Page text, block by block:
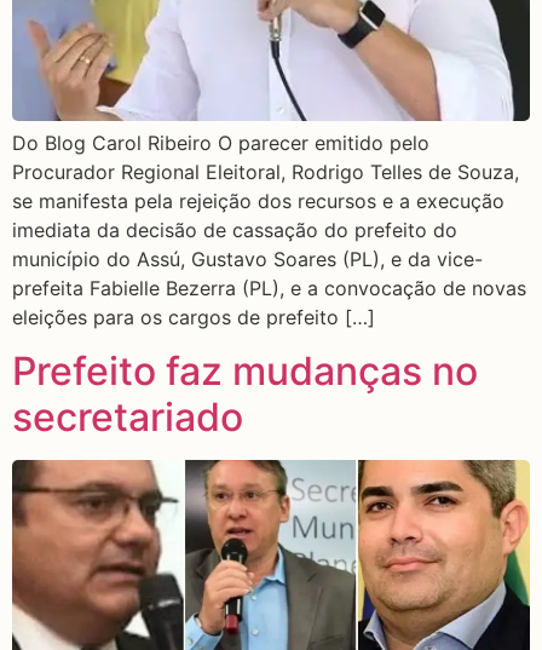
Do Blog Carol Ribeiro O parecer emitido pelo
Procurador Regional Eleitoral, Rodrigo Telles de Souza,
se manifesta pela rejeição dos recursos e a execução
imediata da decisão de cassação do prefeito do
município do Assú, Gustavo Soares (PL), e da vice-
prefeita Fabielle Bezerra (PL), e a convocação de novas
eleições para os cargos de prefeito […]
Prefeito faz mudanças no
secretariado